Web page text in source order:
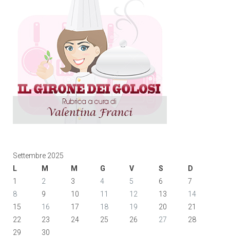
Settembre 2025
L
M M G V S
D
1
2 3 4 5 6
7
8
9 10 11 12 13
14
15
16 17 18 19 20
21
22
23 24 25 26 27
28
29
30